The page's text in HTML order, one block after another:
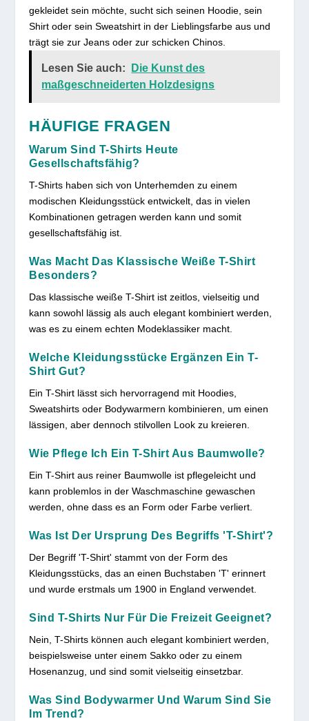
gekleidet sein möchte, sucht sich seinen Hoodie, sein
Shirt oder sein Sweatshirt in der Lieblingsfarbe aus und
trägt sie zur Jeans oder zur schicken Chinos.
Lesen Sie auch:
Die Kunst des
maßgeschneiderten Holzdesigns
HÄUFIGE FRAGEN
Warum Sind T-Shirts Heute
Gesellschaftsfähig?
T-Shirts haben sich von Unterhemden zu einem
modischen Kleidungsstück entwickelt, das in vielen
Kombinationen getragen werden kann und somit
gesellschaftsfähig ist.
Was Macht Das Klassische Weiße T-Shirt
Besonders?
Das klassische weiße T-Shirt ist zeitlos, vielseitig und
kann sowohl lässig als auch elegant kombiniert werden,
was es zu einem echten Modeklassiker macht.
Welche Kleidungsstücke Ergänzen Ein T-
Shirt Gut?
Ein T-Shirt lässt sich hervorragend mit Hoodies,
Sweatshirts oder Bodywarmern kombinieren, um einen
lässigen, aber dennoch stilvollen Look zu kreieren.
Wie Pflege Ich Ein T-Shirt Aus Baumwolle?
Ein T-Shirt aus reiner Baumwolle ist pflegeleicht und
kann problemlos in der Waschmaschine gewaschen
werden, ohne dass es an Form oder Farbe verliert.
Was Ist Der Ursprung Des Begriffs 'T-Shirt'?
Der Begriff 'T-Shirt' stammt von der Form des
Kleidungsstücks, das an einen Buchstaben 'T' erinnert
und wurde erstmals um 1900 in England verwendet.
Sind T-Shirts Nur Für Die Freizeit Geeignet?
Nein, T-Shirts können auch elegant kombiniert werden,
beispielsweise unter einem Sakko oder zu einem
Hosenanzug, und sind somit vielseitig einsetzbar.
Was Sind Bodywarmer Und Warum Sind Sie
Im Trend?